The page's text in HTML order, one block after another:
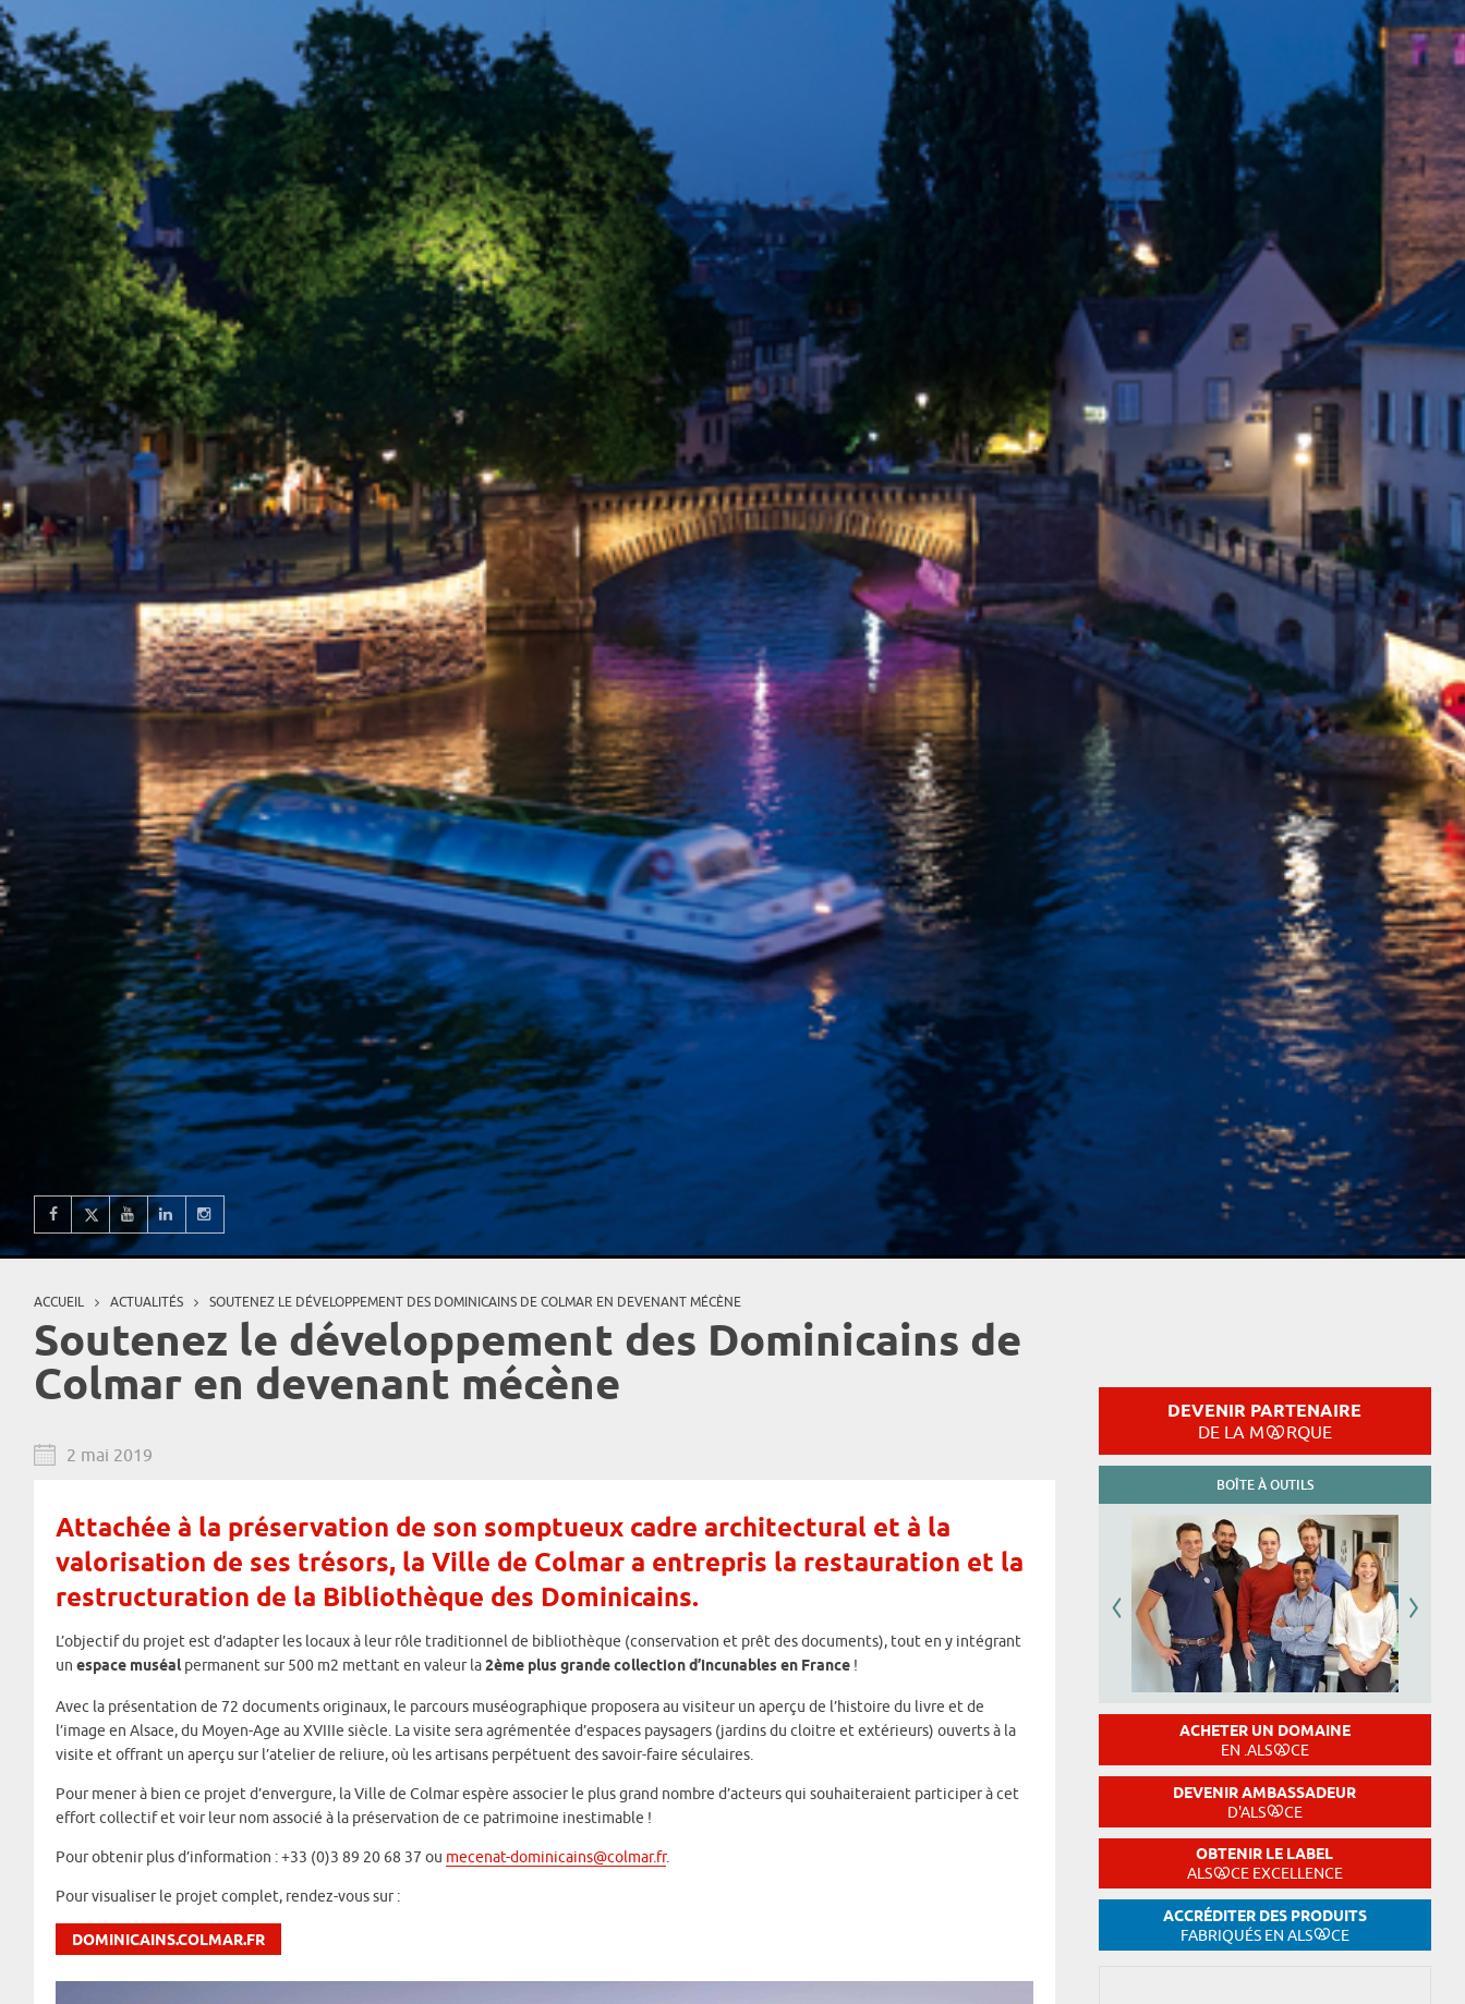
Vous êtes ici
ACCUEIL ACTUALITÉS SOUTENEZ LE DÉVELOPPEMENT DES DOMINICAINS DE COLMAR EN DEVENANT MÉCÈNE
Soutenez le développement des Dominicains de
Colmar en devenant mécène
2 mai 2019
Attachée à la préservation de son somptueux cadre architectural et à la
valorisation de ses trésors, la Ville de Colmar a entrepris la restauration et la
restructuration de la Bibliothèque des Dominicains.
L’objectif du projet est d’adapter les locaux à leur rôle traditionnel de bibliothèque (conservation et prêt des documents), tout en y intégrant
un espace muséal permanent sur 500 m2 mettant en valeur la2ème plus grande collection d’incunables en France !
Avec la présentation de 72 documents originaux, le parcours muséographique proposera au visiteur un aperçu de l’histoire du livre et de
l’image en Alsace, du Moyen-Age au XVIIIe siècle. La visite sera agrémentée d’espaces paysagers (jardins du cloitre et extérieurs) ouverts à la
visite et offrant un aperçu sur l’atelier de reliure, où les artisans perpétuent des savoir-faire séculaires.
Pour mener à bien ce projet d’envergure, la Ville de Colmar espère associer le plus grand nombre d’acteurs qui souhaiteraient participer à cet
effort collectif et voir leur nom associé à la préservation de ce patrimoine inestimable !
Pour obtenir plus d’information : +33 (0)3 89 20 68 37 ou mecenat-dominicains@colmar.fr.
Pour visualiser le projet complet, rendez-vous sur :
DOMINICAINS.COLMAR.FR
DEVENIR PARTENAIRE
DE LA M RQUE
BOÎTE À OUTILS
ACHETER UN DOMAINE
EN .ALS CE
DEVENIR AMBASSADEUR
D'ALS CE
OBTENIR LE LABEL
ALS CE EXCELLENCE
ACCRÉDITER DES PRODUITS
FABRIQUÉS EN ALS CE